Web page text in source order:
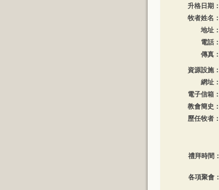
升格日期：
牧者姓名：
地址：
電話：
傳真：
資源設施：
網址：
電子信箱：
教會簡史：
歷任牧者：
禮拜時間：
各項聚會：